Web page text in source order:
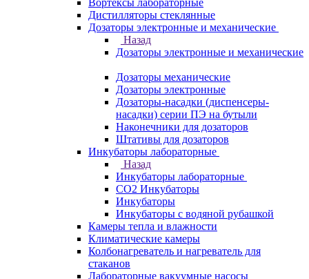
Вортексы лабораторные
Дистилляторы стеклянные
Дозаторы электронные и механические
Назад
Дозаторы электронные и механические
Дозаторы механические
Дозаторы электронные
Дозаторы-насадки (диспенсеры-
насадки) серии ПЭ на бутыли
Наконечники для дозаторов
Штативы для дозаторов
Инкубаторы лабораторные
Назад
Инкубаторы лабораторные
CO2 Инкубаторы
Инкубаторы
Инкубаторы с водяной рубашкой
Камеры тепла и влажности
Климатические камеры
Колбонагреватель и нагреватель для
стаканов
Лабораторные вакуумные насосы